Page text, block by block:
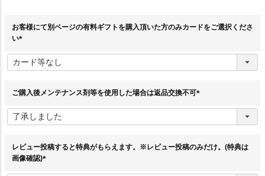
お客様にて別ページの有料ギフトを購入頂いた方のみカードをご選択くださ
い
必
須
ご購入後メンテナンス剤等を使用した場合は返品交換不可
須
レビュー投稿すると特典がもらえます。※レビュー投稿のみだけ。(特典は
画像確認)